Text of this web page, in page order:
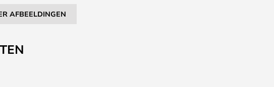
AFBEELDINGEN